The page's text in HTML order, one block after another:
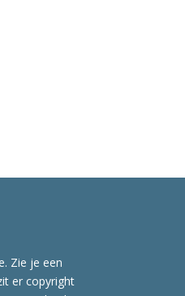
Zie je een
er copyright